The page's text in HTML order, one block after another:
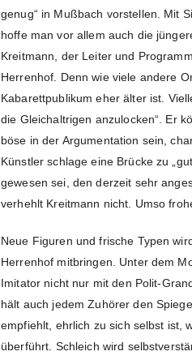
genug“ in Mußbach vorstellen. Mit
hoffe man vor allem auch die
Kreitmann, der Leiter und
Herrenhof. Denn wie viele andere
Kabarettpublikum eher älter ist.
die Gleichaltrigen anzulocken“. Er
böse in der Argumentation sein,
Künstler schlage eine Brücke zu
gewesen sei, den derzeit sehr
verhehlt Kreitmann nicht. Umso
Neue Figuren und frische Typen
Herrenhof mitbringen. Unter dem
Imitator nicht nur mit den Polit-
hält auch jedem Zuhörer den
empfiehlt, ehrlich zu sich selbst ist,
überführt. Schleich wird